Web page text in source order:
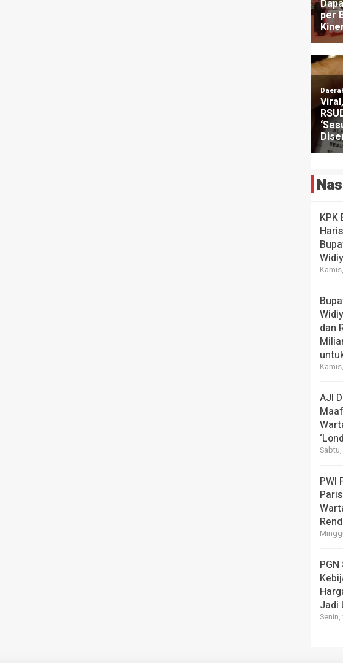
KPK
dan
AJI
PWI
Jadi